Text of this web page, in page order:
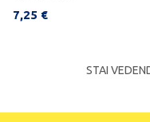
7,25 €
STAI